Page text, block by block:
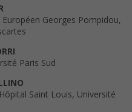
Georges Pompidou,
Paris Sud
Saint Louis, Université